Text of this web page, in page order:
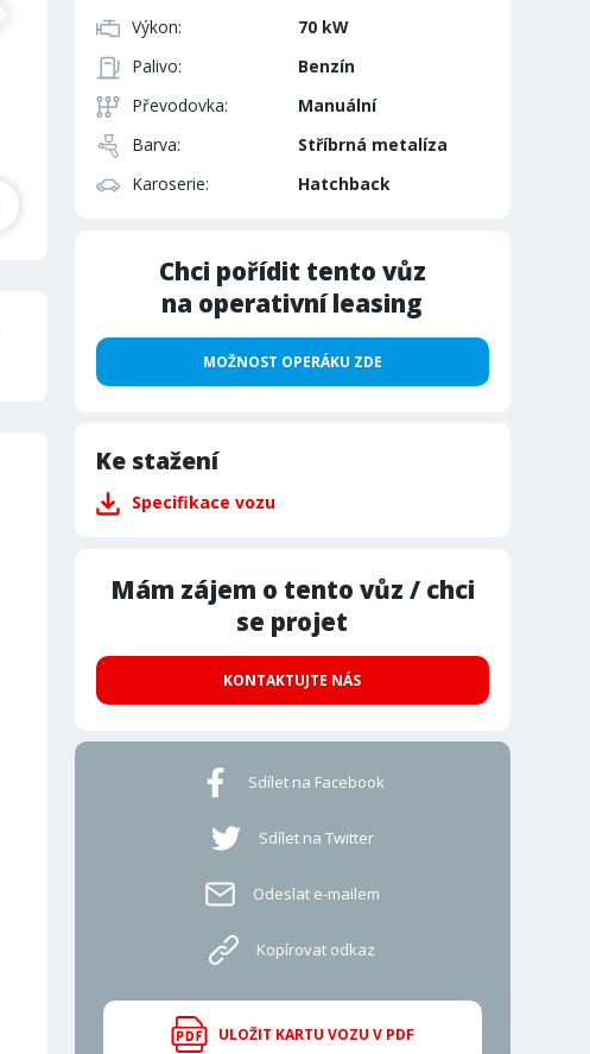
Výkon:
70 kW
Palivo:
Benzín
Převodovka:
Manuální
Barva:
Stříbrná metalíza
Karoserie:
Hatchback
Chci pořídit tento vůz
na operativní leasing
MOŽNOST OPERÁKU ZDE
Ke stažení
Specifikace vozu
Mám zájem o tento vůz / chci
se projet
KONTAKTUJTE NÁS
Sdílet na Facebook
Sdílet na Twitter
Odeslat e-mailem
Kopírovat odkaz
ULOŽIT KARTU VOZU V PDF